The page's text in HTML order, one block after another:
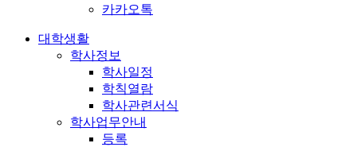
카카오톡
대학생활
학사정보
학사일정
학칙열람
학사관련서식
학사업무안내
등록